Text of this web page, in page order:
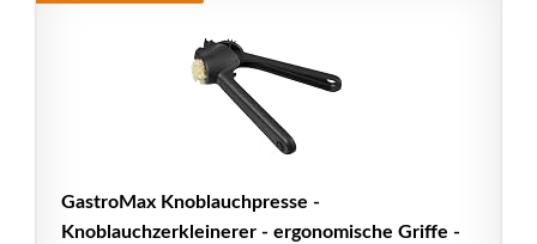
GastroMax Knoblauchpresse -
Knoblauchzerkleinerer - ergonomische Griffe -